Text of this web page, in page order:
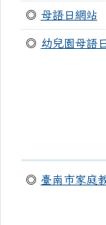
◎ 母語日網站
◎ 幼兒園母語
◎ 臺南市家庭